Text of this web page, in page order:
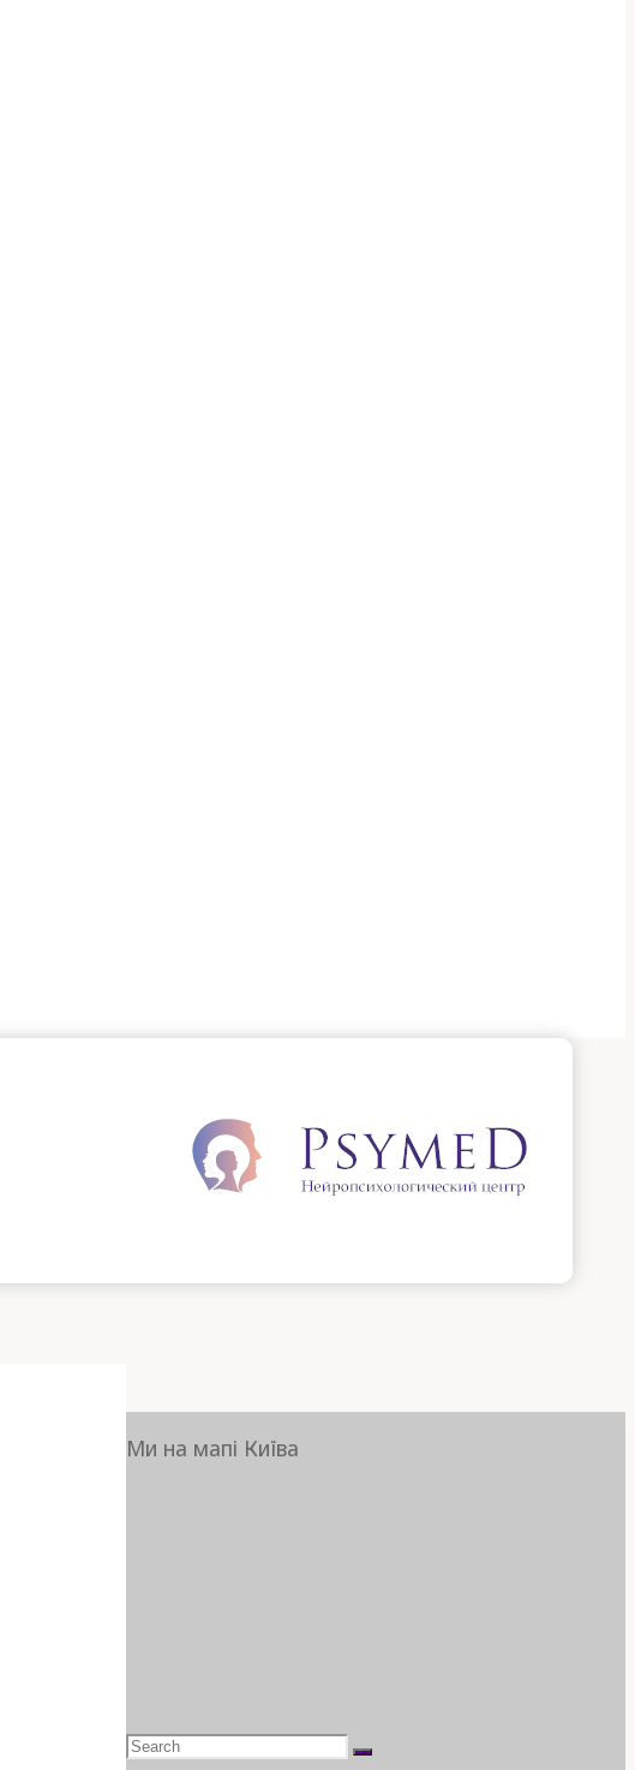
Ми на мапі Київа
Search